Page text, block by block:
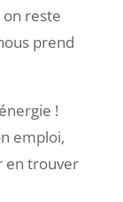
on reste
prend
!
emploi,
en trouver